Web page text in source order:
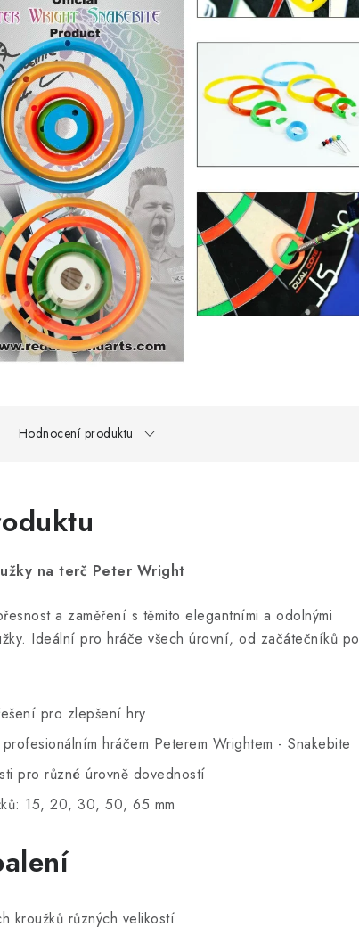
Hodnocení produktu
na terč Peter Wright
a zaměření s těmito elegantními a odolnými
Ideální pro hráče všech úrovní, od začátečníků po
pro zlepšení hry
hráčem Peterem Wrightem - Snakebite
pro různé úrovně dovedností
15, 20, 30, 50, 65 mm
kroužků různých velikostí